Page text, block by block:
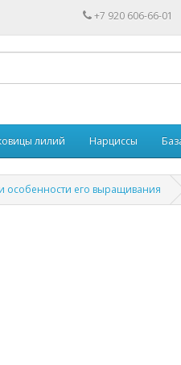
+7 920 606-66-01
лилий Нарциссы
особенности его выращивания